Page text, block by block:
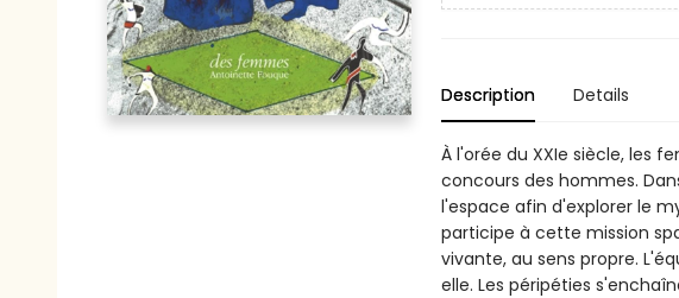
Description Details
À l'orée du XXIe siècle, les
concours des hommes.
l'espace afin d'explorer le
participe à cette mission
vivante, au sens propre.
elle. Les péripéties